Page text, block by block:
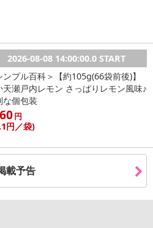
2026-08-08 14:00:00.0 START
ンプル百科＞【約105g(66袋前後)】
天瀬戸内レモン さっぱりレモン風味♪
な個包装
円
円／袋)
載予告